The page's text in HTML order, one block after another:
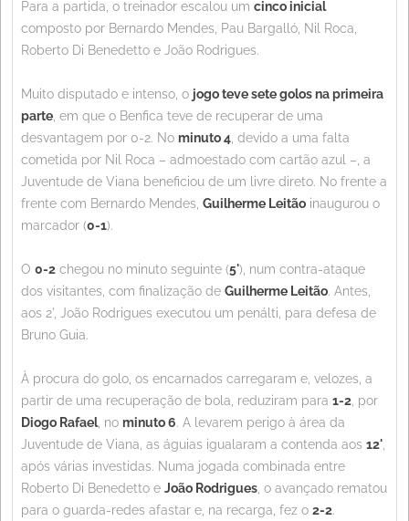
Para a partida, o treinador escalou um cinco inicial
composto por Bernardo Mendes, Pau Bargalló, Nil Roca,
Roberto Di Benedetto e João Rodrigues.
Muito disputado e intenso, o jogo teve sete golos na primeira
parte , em que o Benfica teve de recuperar de uma
desvantagem por 0-2. No minuto 4 , devido a uma falta
cometida por Nil Roca – admoestado com cartão azul –, a
Juventude de Viana beneficiou de um livre direto. No frente a
frente com Bernardo Mendes, Guilherme Leitão inaugurou o
marcador (0-1).
O 0-2 chegou no minuto seguinte (5'), num contra-ataque
dos visitantes, com finalização de Guilherme Leitão. Antes,
aos 2', João Rodrigues executou um penálti, para defesa de
Bruno Guia.
À procura do golo, os encarnados carregaram e, velozes, a
partir de uma recuperação de bola, reduziram para 1-2 , por
Diogo Rafael, no minuto 6. A levarem perigo à área da
Juventude de Viana, as águias igualaram a contenda aos 12'
após várias investidas. Numa jogada combinada entre
Roberto Di Benedetto e João Rodrigues , o avançado rematou
para o guarda-redes afastar e, na recarga, fez o 2-2.